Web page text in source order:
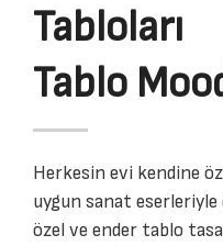
Tabloları
Tablo
Herkesin evi kendine
uygun sanat eserleriyle
özel ve ender tablo